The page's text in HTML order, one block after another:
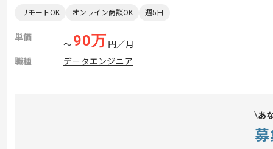
リモートOK オンライン商談OK 週5日
単価
〜90万 円／月
職種
データエンジニア
あ